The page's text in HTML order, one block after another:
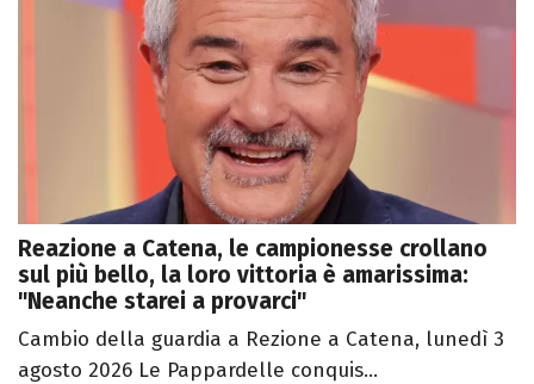
Reazione a Catena, le campionesse crollano
sul più bello, la loro vittoria è amarissima:
"Neanche starei a provarci"
Cambio della guardia a Rezione a Catena, lunedì 3
agosto 2026 Le Pappardelle conquis...